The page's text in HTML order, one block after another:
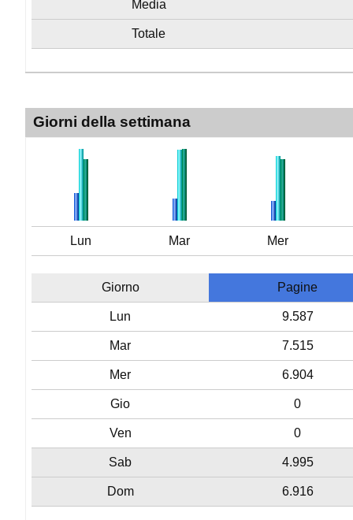
Media
Totale
Giorni della settimana
Lun Mar Mer
Giorno Pagine
Lun 9.587
Mar 7.515
Mer 6.904
Gio 0
Ven 0
Sab 4.995
Dom 6.916